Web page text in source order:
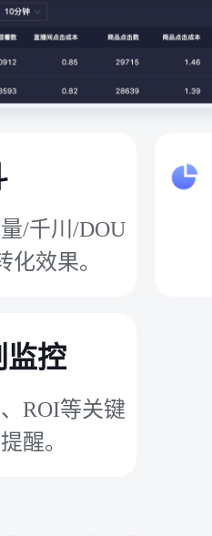
/千川/DOU
化效果。
监控
ROI等关键
醒。